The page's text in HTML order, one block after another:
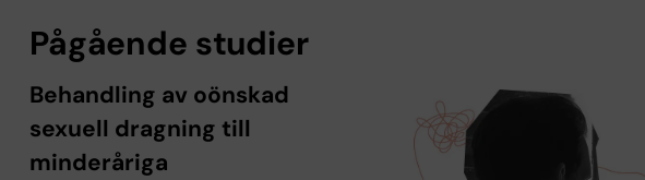
Pågående studier
Behandling av oönskad
sexuell dragning till
minderåriga